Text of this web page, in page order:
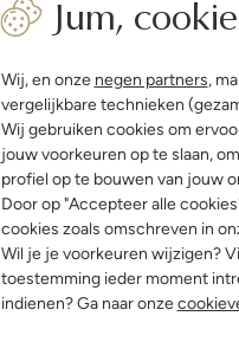
Jum,
Wij, en onze negen partners,
vergelijkbare technieken
Wij gebruiken cookies om
jouw voorkeuren op te slaan,
profiel op te bouwen van jouw
Door op "Accepteer alle
cookies zoals omschreven in
Wil je je voorkeuren wijzigen?
toestemming ieder moment
indienen? Ga naar onze
Ontdek de look